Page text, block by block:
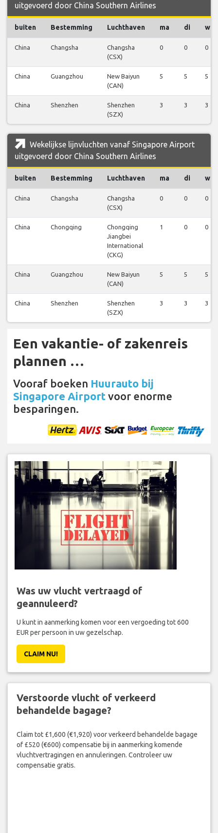
uitgevoerd door China Southern Airlines
buiten Bestemming Luchthaven ma di wo
China Changsha
Changsha
(CSX)
0 0 0
China Guangzhou
New Baiyun
(CAN)
5 5 5
China Shenzhen
Shenzhen
(SZX)
3 3 3
Wekelijkse lijnvluchten vanaf Singapore Airport
uitgevoerd door China Southern Airlines
buiten Bestemming Luchthaven ma di wo
China Changsha
Changsha
(CSX)
0 0 0
China Chongqing
Chongqing
Jiangbei
International
(CKG)
1 0 0
China Guangzhou
New Baiyun
(CAN)
5 5 5
China Shenzhen
Shenzhen
(SZX)
3 3 3
Een vakantie- of zakenreis
plannen …
Vooraf boeken Huurauto bij
Singapore Airport voor enorme
besparingen.
Was uw vlucht vertraagd of
geannuleerd?
U kunt in aanmerking komen voor een vergoeding tot 600
EUR per persoon in uw gezelschap.
CLAIM NU!
Verstoorde vlucht of verkeerd
behandelde bagage?
Claim tot £1,600 (€1,920) voor verkeerd behandelde bagage
of £520 (€600) compensatie bij in aanmerking komende
vluchtvertragingen en annuleringen. Controleer uw
compensatie gratis.